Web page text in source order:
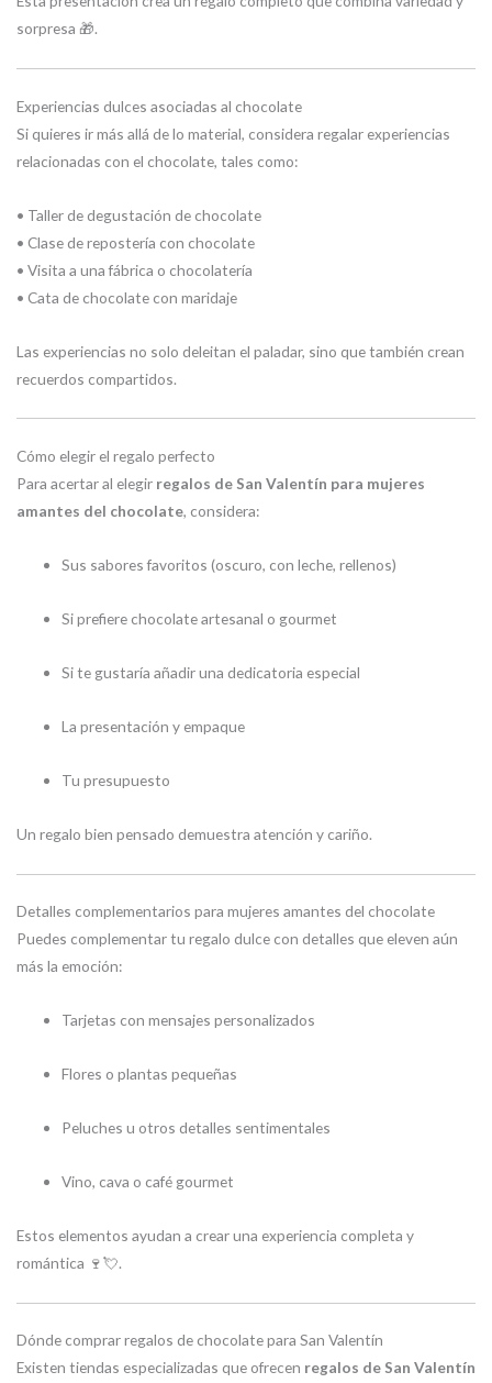
sorpresa 🎁.
Experiencias dulces asociadas al chocolate
Si quieres ir más allá de lo material, considera regalar experiencias
relacionadas con el chocolate, tales como:
• Taller de degustación de chocolate
• Clase de repostería con chocolate
• Visita a una fábrica o chocolatería
• Cata de chocolate con maridaje
Las experiencias no solo deleitan el paladar, sino que también crean
recuerdos compartidos.
Cómo elegir el regalo perfecto
Para acertar al elegir regalos de San Valentín para mujeres
amantes del chocolate, considera:
Sus sabores favoritos (oscuro, con leche, rellenos)
Si prefiere chocolate artesanal o gourmet
Si te gustaría añadir una dedicatoria especial
La presentación y empaque
Tu presupuesto
Un regalo bien pensado demuestra atención y cariño.
Detalles complementarios para mujeres amantes del chocolate
Puedes complementar tu regalo dulce con detalles que eleven aún
más la emoción:
Tarjetas con mensajes personalizados
Flores o plantas pequeñas
Peluches u otros detalles sentimentales
Vino, cava o café gourmet
Estos elementos ayudan a crear una experiencia completa y
romántica 🍷💘.
Dónde comprar regalos de chocolate para San Valentín
Existen tiendas especializadas que ofrecen regalos de San Valentín